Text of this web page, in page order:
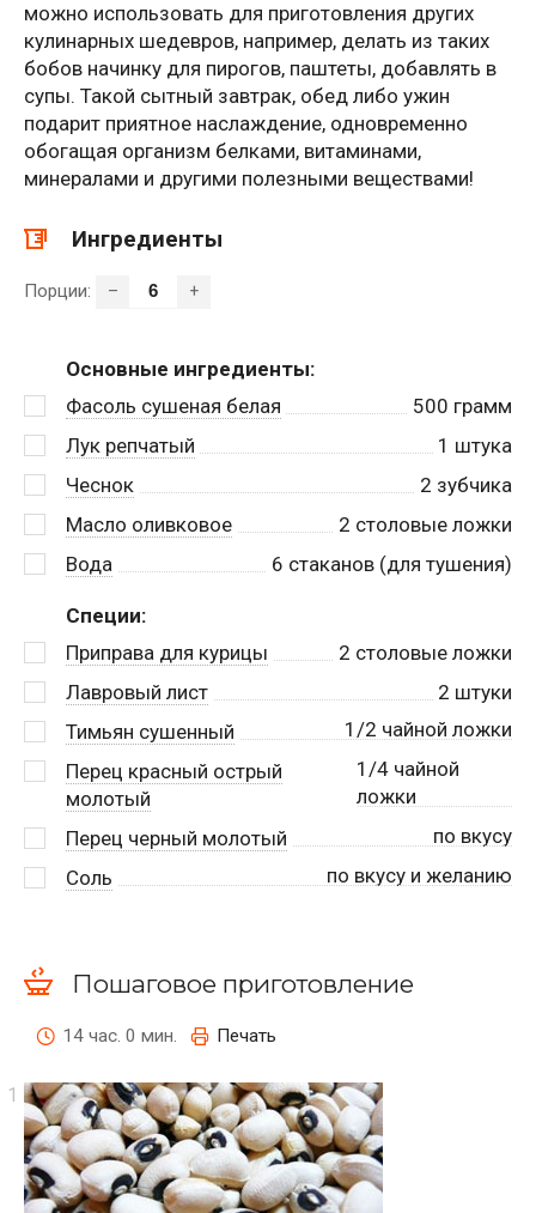
можно использовать для приготовления других
кулинарных шедевров, например, делать из таких
бобов начинку для пирогов, паштеты, добавлять в
супы. Такой сытный завтрак, обед либо ужин
подарит приятное наслаждение, одновременно
обогащая организм белками, витаминами,
минералами и другими полезными веществами!
Ингредиенты
Порции: – +
Основные ингредиенты:
Фасоль сушеная белая
500 грамм
Лук репчатый
1 штука
Чеснок
2 зубчика
Масло оливковое
2 столовые ложки
Вода
6 стаканов (для тушения)
Специи:
Приправа для курицы
2 столовые ложки
Лавровый лист
2 штуки
Тимьян сушенный
1/2 чайной ложки
Перец красный острый
молотый
1/4 чайной
ложки
Перец черный молотый
по вкусу
Соль
по вкусу и желанию
Пошаговое приготовление
14 час. 0 мин. Печать